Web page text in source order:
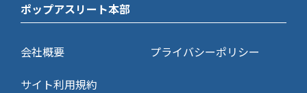
ポップアスリート本部
会社概要
プライバシーポリシー
サイト利用規約